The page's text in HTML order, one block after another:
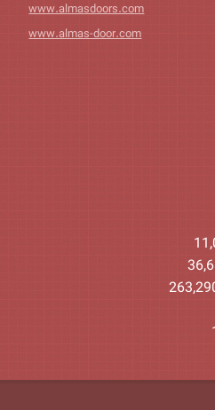
www.almasdoors.com
www.almas-door.com